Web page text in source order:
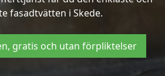
fasadtvätten i Skede.
gratis och utan förpliktelser